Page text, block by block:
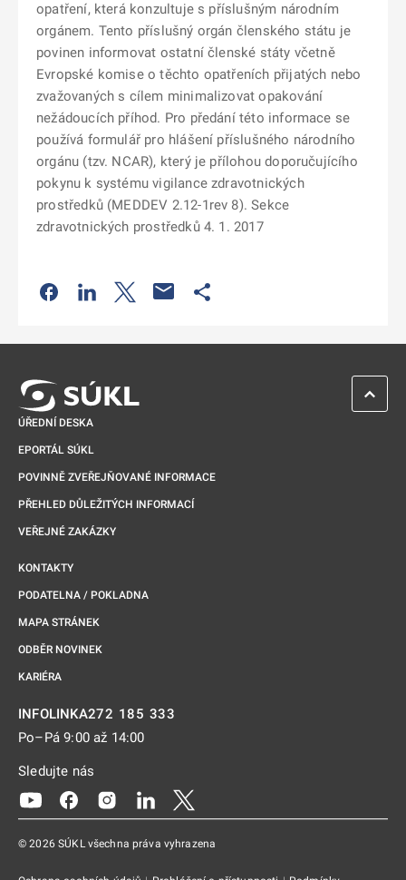
opatření, která konzultuje s příslušným národním
orgánem. Tento příslušný orgán členského státu je
povinen informovat ostatní členské státy včetně
Evropské komise o těchto opatřeních přijatých nebo
zvažovaných s cílem minimalizovat opakování
nežádoucích příhod. Pro předání této informace se
používá formulář pro hlášení příslušného národního
orgánu (tzv. NCAR), který je přílohou doporučujícího
pokynu k systému vigilance zdravotnických
prostředků (MEDDEV 2.12-1rev 8). Sekce
zdravotnických prostředků 4. 1. 2017
Odkaz se otevře na nové kartě
Odkaz se otevře na nové kartě
Odkaz se otevře na nové kartě
ÚŘEDNÍ DESKA
EPORTÁL SÚKL
POVINNĚ ZVEŘEJŇOVANÉ INFORMACE
PŘEHLED DŮLEŽITÝCH INFORMACÍ
VEŘEJNÉ ZAKÁZKY
KONTAKTY
PODATELNA / POKLADNA
MAPA STRÁNEK
ODBĚR NOVINEK
KARIÉRA
INFOLINKA272 185 333
Po–Pá 9:00 až 14:00
Sledujte nás
Odkaz se otevře na nové kartě
Odkaz se otevře na nové kartě
Odkaz se otevře na nové kartě
Odkaz se otevře na nové kartě
© 2026 SÚKL všechna práva vyhrazena
ZPĚT